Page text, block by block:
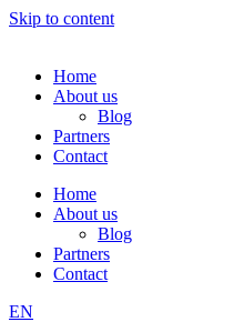
Skip to content
Home
About us
Blog
Partners
Contact
Home
About us
Blog
Partners
Contact
EN